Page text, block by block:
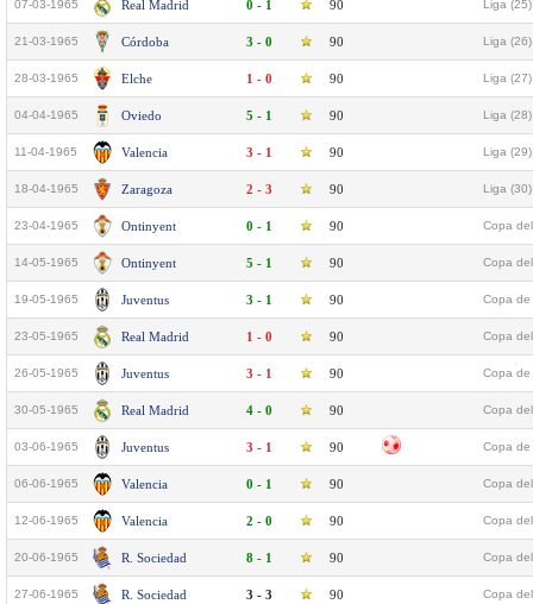
07-03-1965 Real Madrid 0 - 1 90 Liga (25)
21-03-1965 Córdoba 3 - 0 90 Liga (26)
28-03-1965 Elche 1 - 0 90 Liga (27)
04-04-1965 Oviedo 5 - 1 90 Liga (28)
11-04-1965 Valencia 3 - 1 90 Liga (29)
18-04-1965 Zaragoza 2 - 3 90 Liga (30)
23-04-1965 Ontinyent 0 - 1 90 Copa
14-05-1965 Ontinyent 5 - 1 90 Copa
19-05-1965 Juventus 3 - 1 90 Copa de
23-05-1965 Real Madrid 1 - 0 90 Copa
26-05-1965 Juventus 3 - 1 90 Copa de
30-05-1965 Real Madrid 4 - 0 90 Copa
03-06-1965 Juventus 3 - 1 90 Copa de
06-06-1965 Valencia 0 - 1 90 Copa
12-06-1965 Valencia 2 - 0 90 Copa
20-06-1965 R. Sociedad 8 - 1 90 Copa
27-06-1965 R. Sociedad 3 - 3 90 Copa